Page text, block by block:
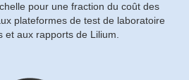
pour une fraction du coût des
plateformes de test de laboratoire
et aux rapports de Lilium.